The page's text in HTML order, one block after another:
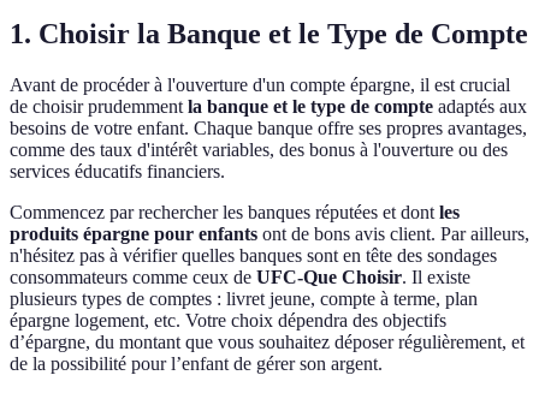
1. Choisir la Banque et le Type de Compte
Avant de procéder à l'ouverture d'un compte épargne, il est crucial
de choisir prudemment la banque et le type de compte adaptés aux
besoins de votre enfant. Chaque banque offre ses propres avantages,
comme des taux d'intérêt variables, des bonus à l'ouverture ou des
services éducatifs financiers.
Commencez par rechercher les banques réputées et dont les
produits épargne pour enfants ont de bons avis client. Par ailleurs,
n'hésitez pas à vérifier quelles banques sont en tête des sondages
consommateurs comme ceux de UFC-Que Choisir. Il existe
plusieurs types de comptes : livret jeune, compte à terme, plan
épargne logement, etc. Votre choix dépendra des objectifs
d’épargne, du montant que vous souhaitez déposer régulièrement, et
de la possibilité pour l’enfant de gérer son argent.